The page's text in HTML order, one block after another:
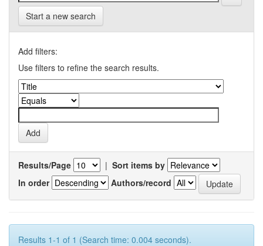
Start a new search
Add filters:
Use filters to refine the search results.
Results/Page | Sort items by
In order
Authors/record
Results 1-1 of 1 (Search time: 0.004 seconds).